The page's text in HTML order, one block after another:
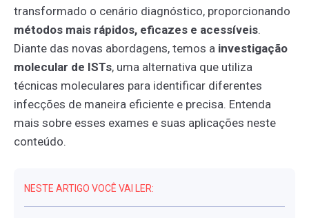
transformado o cenário diagnóstico, proporcionando
métodos mais rápidos, eficazes e acessíveis.
Diante das novas abordagens, temos a investigação
molecular de ISTs, uma alternativa que utiliza
técnicas moleculares para identificar diferentes
infecções de maneira eficiente e precisa. Entenda
mais sobre esses exames e suas aplicações neste
conteúdo.
NESTE ARTIGO VOCÊ VAI LER: